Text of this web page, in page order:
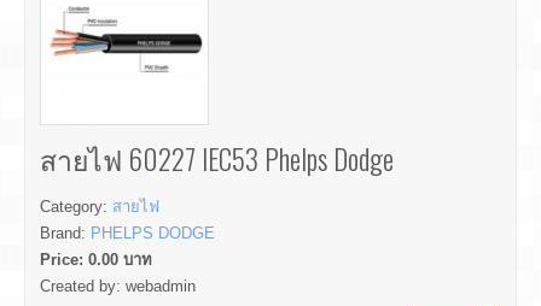
สายไฟ 60227 IEC53 Phelps Dodge
Category: สายไฟ
Brand: PHELPS DODGE
Price: 0.00 บาท
Created by: webadmin